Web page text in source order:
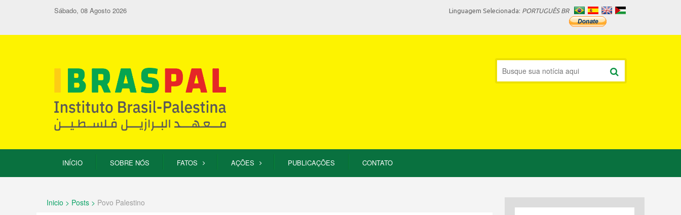
Sábado, 08 Agosto 2026 Linguagem Selecionada: PORTUGUÊS BR
INÍCIO SOBRE NÓS FATOS AÇÕES PUBLICAÇÕES CONTATO
Inicio > Posts > Povo Palestino